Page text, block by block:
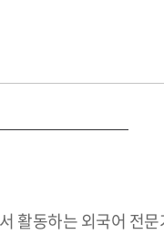
활동하는 외국어 전